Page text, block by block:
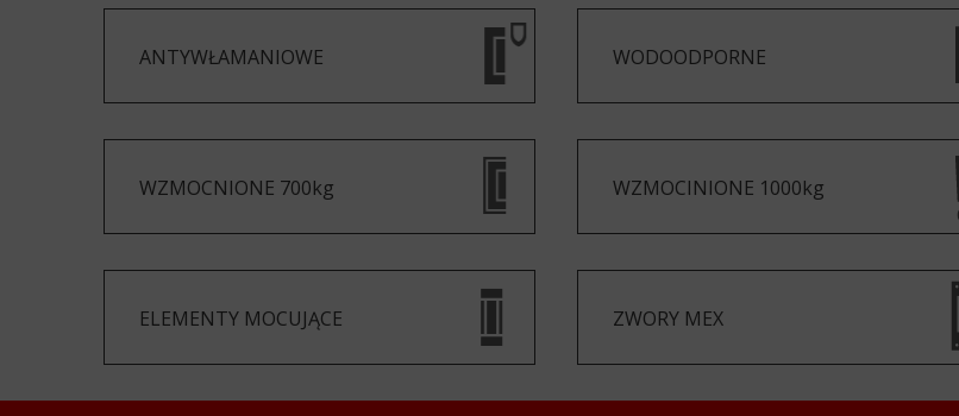
ANTYWŁAMANIOWE WODOODPORNE
WZMOCNIONE 700kg WZMOCINIONE 1000kg
ELEMENTY MOCUJĄCE ZWORY MEX